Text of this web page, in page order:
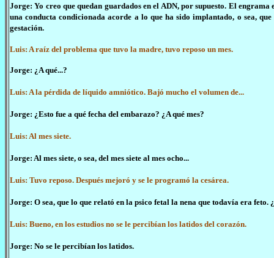
Jorge: Yo creo que quedan guardados en el ADN, por supuesto. El
una conducta condicionada acorde a lo que ha sido implantado, o sea,
gestación.
Luis: A raíz del problema que tuvo la madre, tuvo reposo un mes.
Jorge: ¿A qué...?
Luis: A la pérdida de líquido amniótico. Bajó mucho el volumen de...
Jorge: ¿Esto fue a qué fecha del embarazo? ¿A qué mes?
Luis: Al mes siete.
Jorge: Al mes siete, o sea, del mes siete al mes ocho...
Luis: Tuvo reposo. Después mejoró y se le programó la cesárea.
Jorge: O sea, que lo que relató en la psico fetal la nena que todavía era feto.
Luis: Bueno, en los estudios no se le percibían los latidos del corazón.
Jorge: No se le percibían los latidos.